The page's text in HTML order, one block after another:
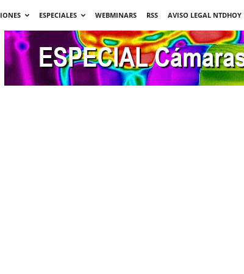
ESPECIALES WEBMINARS RSS
AVISO LEGAL NTDHOY